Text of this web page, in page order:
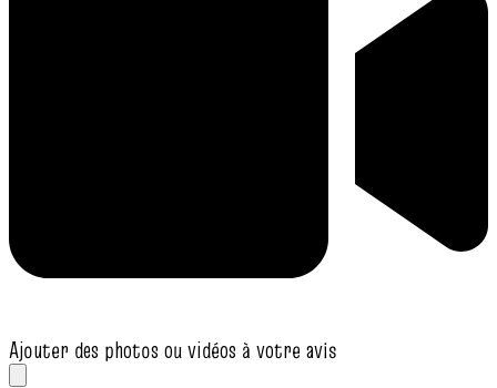
Ajouter des photos ou vidéos à votre avis